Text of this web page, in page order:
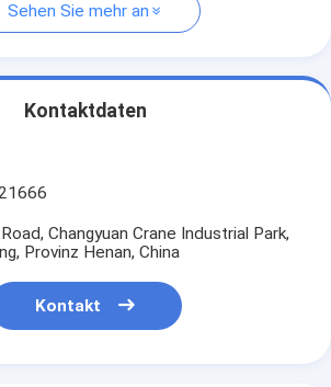
Sehen Sie mehr an
Kontaktdaten
Changyuan Crane Industrial Park,
Provinz Henan, China
Kontakt